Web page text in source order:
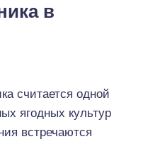
в
считается одной
ягодных культур
встречаются